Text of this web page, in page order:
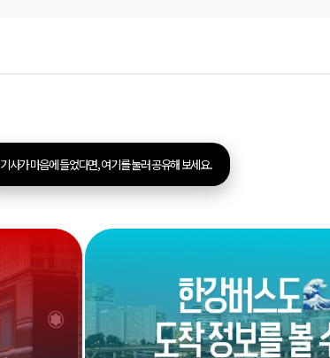
기사가 마음에 들었다면, 여기를 눌러 공유해 보세요.